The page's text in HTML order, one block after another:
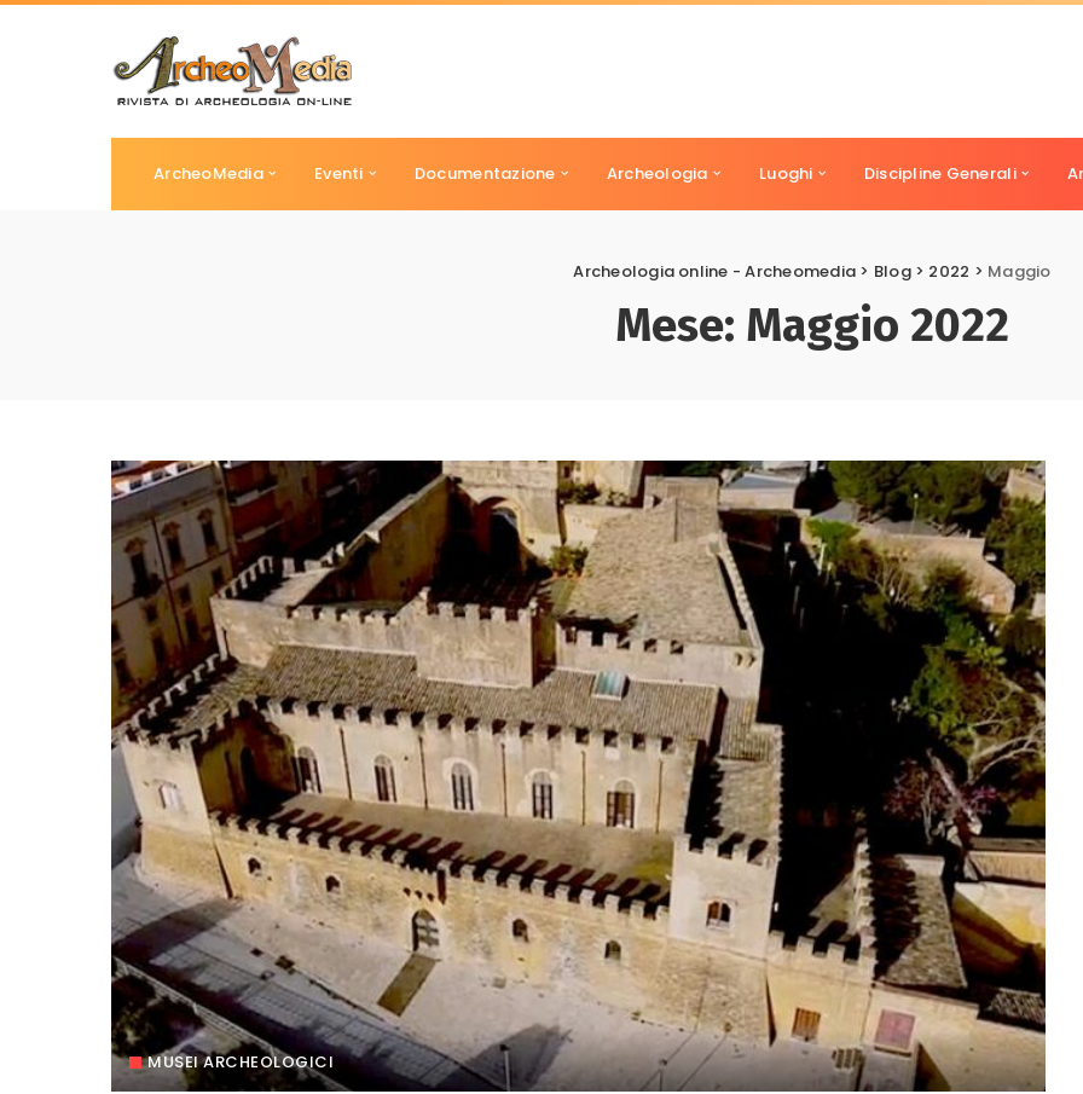
ArcheoMedia Eventi Documentazione Archeologia Luoghi Discipline Generali
Archeologia online - Archeomedia > Blog> 2022 > Maggio
Mese: Maggio 2022
MUSEI ARCHEOLOGICI